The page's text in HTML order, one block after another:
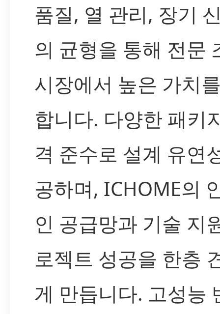
품질, 열 관리, 장기
의 균형을 통해 전문
시장에서 높은 가치
합니다. 다양한 패키
격 준수로 설계 유연
공하며, ICHOME의
인 공급망과 기술 지
로젝트 성공을 한층
게 만듭니다. 고성능